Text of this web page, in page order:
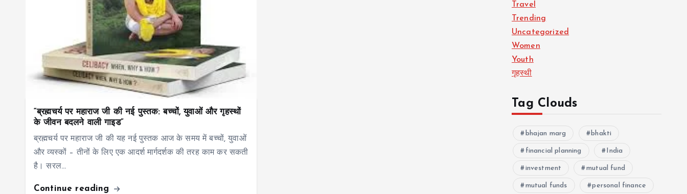
“ब्रह्मचर्य पर महाराज जी की नई पुस्तक: बच्चों, युवाओं और गृहस्थों
के जीवन बदलने वाली गाइड”
ब्रह्मचर्य पर महाराज जी की यह नई पुस्तक आज के समय में बच्चों, युवाओं
और व्यस्कों – तीनों के लिए एक आदर्श मार्गदर्शक की तरह काम कर सकती
है। सरल…
Continue reading
Travel
Trending
Uncategorized
Women
Youth
गृहस्थी
Tag Clouds
bhajan marg bhakti
financial planning India
investment mutual fund
mutual funds personal finance